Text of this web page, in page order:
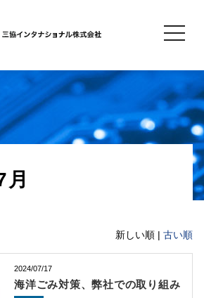
toggle
新しい順 | 古い順
2024/07/17
海洋ごみ対策、弊社での取り組み